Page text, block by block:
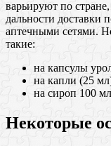
варьируют по
дальности доставки
аптечными сетями.
такие:
на капсулы
на капли (25
на сироп 100
Некоторые